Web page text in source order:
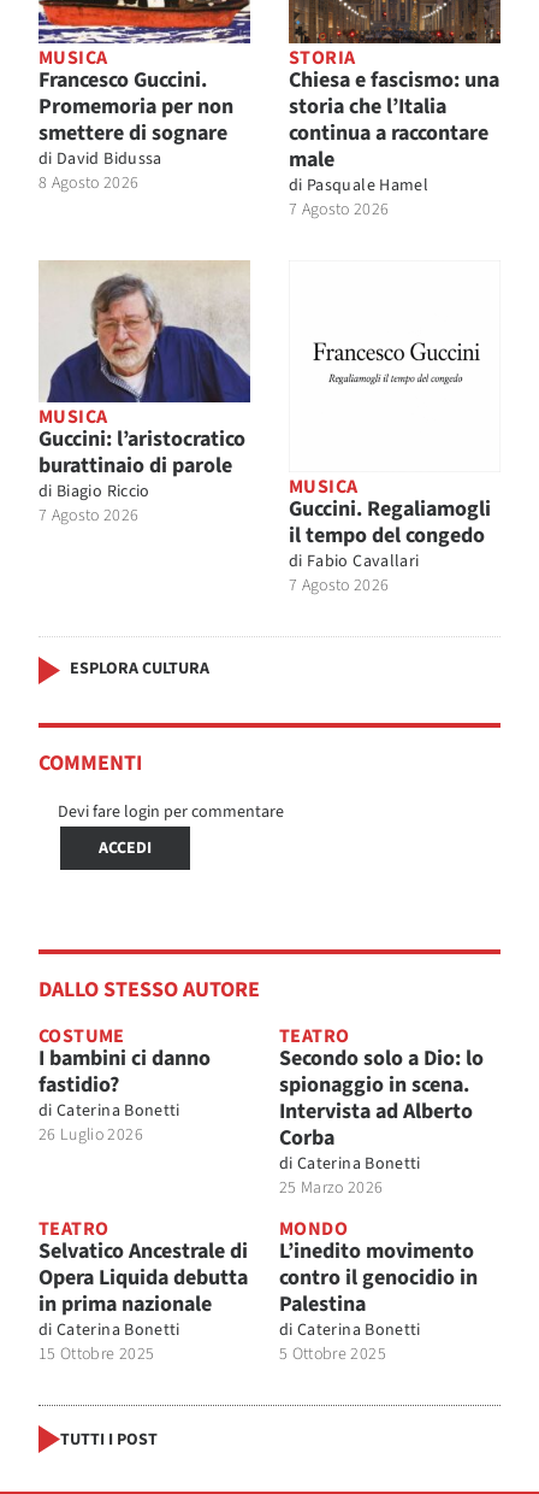
MUSICA
Francesco Guccini.
Promemoria per non
smettere di sognare
di David Bidussa
8 Agosto 2026
STORIA
Chiesa e fascismo: una
storia che l’Italia
continua a raccontare
male
di Pasquale Hamel
7 Agosto 2026
MUSICA
Guccini: l’aristocratico
burattinaio di parole
di Biagio Riccio
7 Agosto 2026
MUSICA
Guccini. Regaliamogli
il tempo del congedo
di Fabio Cavallari
7 Agosto 2026
ESPLORA CULTURA
COMMENTI
Devi fare login per commentare
ACCEDI
DALLO STESSO AUTORE
COSTUME
I bambini ci danno
fastidio?
di Caterina Bonetti
26 Luglio 2026
TEATRO
Secondo solo a Dio: lo
spionaggio in scena.
Intervista ad Alberto
Corba
di Caterina Bonetti
25 Marzo 2026
TEATRO
Selvatico Ancestrale di
Opera Liquida debutta
in prima nazionale
di Caterina Bonetti
15 Ottobre 2025
MONDO
L’inedito movimento
contro il genocidio in
Palestina
di Caterina Bonetti
5 Ottobre 2025
TUTTI I POST